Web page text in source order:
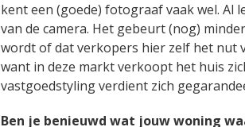
kent een (goede) fotograaf vaak wel. Al
van de camera. Het gebeurt (nog)
wordt of dat verkopers hier zelf het nut
want in deze markt verkoopt het huis
vastgoedstyling verdient zich
Ben je benieuwd wat jouw woning